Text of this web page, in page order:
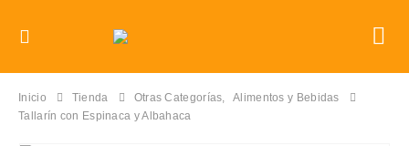
Inicio Tienda Otras Categorías,
Alimentos y Bebidas
Tallarín con Espinaca y Albahaca